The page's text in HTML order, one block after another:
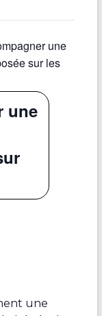
une
sur les
une
une